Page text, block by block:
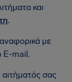
και
.
με
E-mail.
σας